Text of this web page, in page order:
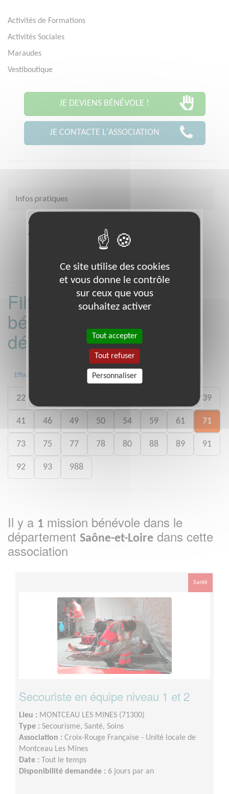
Activités de Formations
Activités Sociales
Maraudes
Vestiboutique
JE DEVIENS BÉNÉVOLE !
JE CONTACTE L'ASSOCIATION
Infos pratiques
Heures d'ouverture
Répondeur et sur Rendez-vous
Filtrer les missions
bénévoles par
département :
Effacer 13 15
22 39
41 46 49 50 54 59 61 71
73 75 77 78 80 88 89 91
92 93 988
Il y a 1 mission bénévole dans le
département Saône-et-Loire dans cette
association
Santé
Secouriste en équipe niveau 1 et 2
Lieu : MONTCEAU LES MINES (71300)
Type : Secourisme, Santé, Soins
Association : Croix-Rouge Française - Unité locale de
Montceau Les Mines
Date : Tout le temps
Disponibilité demandée : 6 jours par an
Ce site utilise des cookies
et vous donne le contrôle
sur ceux que vous
souhaitez activer
Tout accepter
Tout refuser
Personnaliser